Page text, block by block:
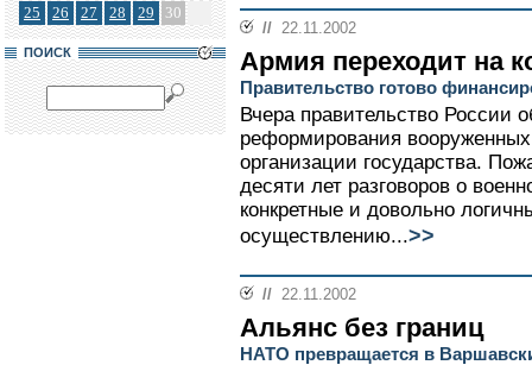
25
26 27 28 29 30
ПОИСК
// 22.11.2002
Армия переходит на
Правительство готово
Вчера правительство России
реформирования
организации государства.
десяти лет разговоров о
конкретные и довольно
осуществлению...>>
// 22.11.2002
Альянс без границ
НАТО превращается в